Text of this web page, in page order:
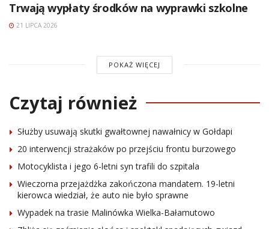
Trwają wypłaty środków na wyprawki szkolne
21 LIPCA 2026
POKAŻ WIĘCEJ
Czytaj również
Służby usuwają skutki gwałtownej nawałnicy w Gołdapi
20 interwencji strażaków po przejściu frontu burzowego
Motocyklista i jego 6-letni syn trafili do szpitala
Wieczorna przejażdżka zakończona mandatem. 19-letni
kierowca wiedział, że auto nie było sprawne
Wypadek na trasie Malinówka Wielka-Bałamutowo